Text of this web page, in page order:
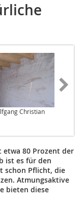
Christian
80 Prozent der
ist es für den
schon Pflicht, die
Atmungsaktive
bieten diese